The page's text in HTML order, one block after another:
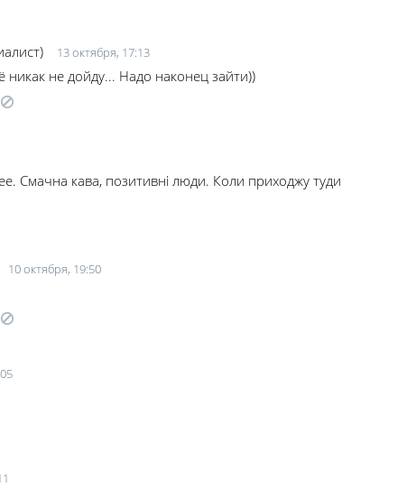
13 октября, 17:13
не дойду... Надо наконец зайти))
Смачна кава, позитивні люди. Коли приходжу туди
10 октября, 19:50